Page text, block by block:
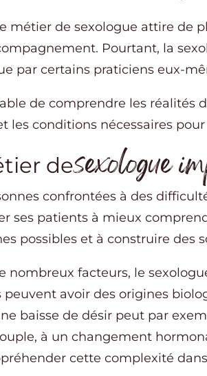
métier de sexologue attire de
Pourtant, la
par certains praticiens eux-
de comprendre les réalités
les conditions nécessaires
desexologue
confrontées à des
ses patients à mieux
possibles et à construire des
nombreux facteurs, le
avoir des origines
baisse de désir peut par
à un changement
cette complexité